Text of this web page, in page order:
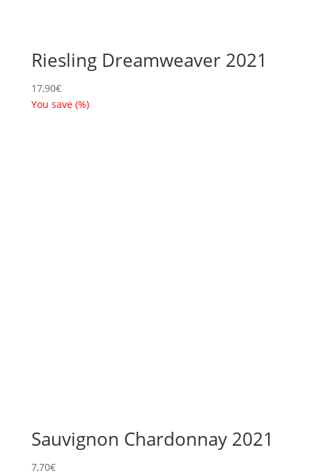
Riesling Dreamweaver 2021
17,90€
You save (%)
Sauvignon Chardonnay 2021
7,70€